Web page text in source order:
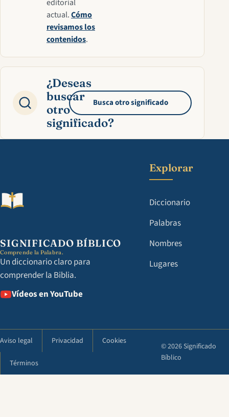
editorial
actual.Cómo
revisamos los
contenidos.
¿Deseas
buscar
otro
significado?
Busca otro significado
SIGNIFICADO BÍBLICO
Comprende la Palabra.
Un diccionario claro para
comprender la Biblia.
Vídeos en YouTube
Explorar
Diccionario
Palabras
Nombres
Lugares
Aviso legal Privacidad Cookies
Términos
© 2026 Significado
Bíblico